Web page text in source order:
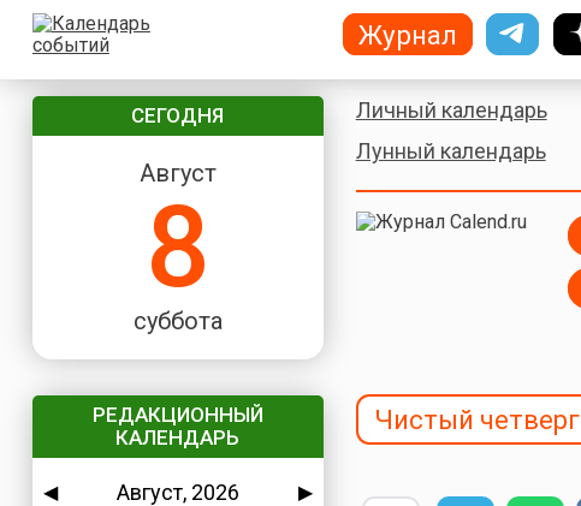
СЕГОДНЯ
Август
8
суббота
РЕДАКЦИОННЫЙ
КАЛЕНДАРЬ
◀ Август, 2026
▶
Личный календарь
Лунный календарь
Чистый четверг
Журнал